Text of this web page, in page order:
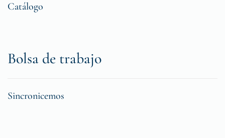
Catálogo
Bolsa de trabajo
Sincronicemos